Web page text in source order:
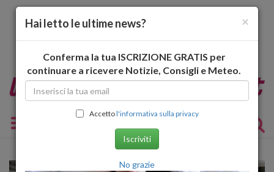
Toggle navigation
×
Hai letto le ultime news?
Conferma la tua ISCRIZIONE GRATIS per
continuare a ricevere Notizie, Consigli e Meteo.
Accettol'informativa sulla privacy
Iscriviti
No grazie